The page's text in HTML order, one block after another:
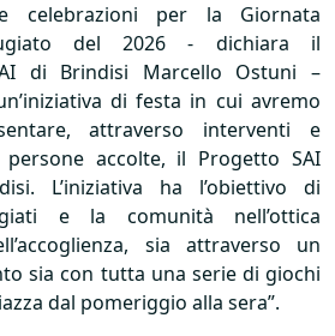
celebrazioni per la Giornata
del 2026 - dichiara il
di Brindisi Marcello Ostuni –
di festa in cui avremo
attraverso interventi e
accolte, il Progetto SAI
L’iniziativa ha l’obiettivo di
e la comunità nell’ottica
sia attraverso un
sia con tutta una serie di giochi
dal pomeriggio alla sera”.